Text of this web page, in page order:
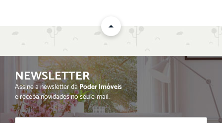
NEWSLETTER
Assine a newsletter daPoder Imóveis
e receba novidades no seu e-mail.